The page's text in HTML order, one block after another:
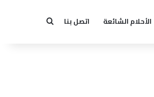
الأحلام الشائعة اتصل بنا بحث عن